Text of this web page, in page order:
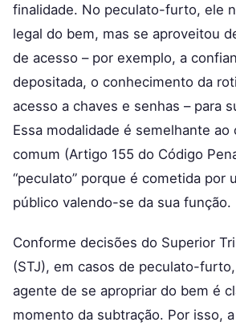
finalidade. No peculato-furto, ele
legal do bem, mas se aproveitou
de acesso – por exemplo, a
depositada, o conhecimento da
acesso a chaves e senhas – para
Essa modalidade é semelhante
comum (Artigo 155 do Código
“peculato” porque é cometida por
público valendo-se da sua função.
Conforme decisões do Superior
(STJ), em casos de peculato-
agente de se apropriar do bem é
momento da subtração. Por isso,